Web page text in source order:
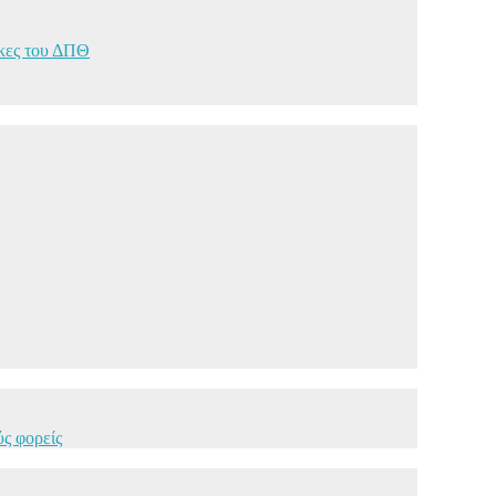
του ΔΠΘ
φορείς